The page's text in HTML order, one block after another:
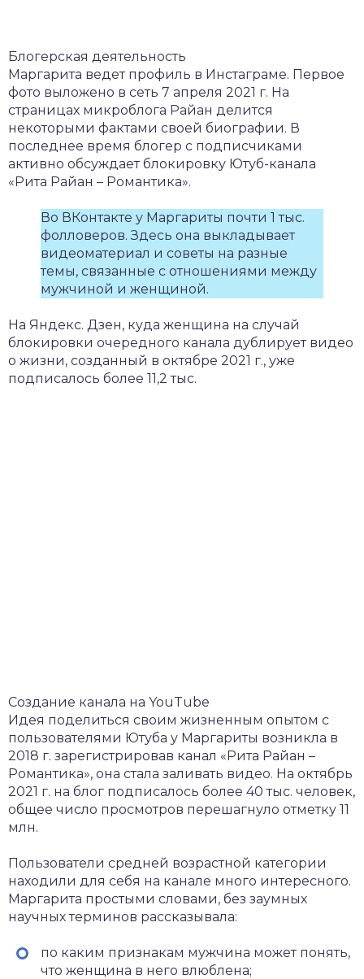
Блогерская деятельность
Маргарита ведет профиль в Инстаграме. Первое
фото выложено в сеть 7 апреля 2021 г. На
страницах микроблога Райан делится
некоторыми фактами своей биографии. В
последнее время блогер с подписчиками
активно обсуждает блокировку Ютуб-канала
«Рита Райан – Романтика».
Во ВКонтакте у Маргариты почти 1 тыс.
фолловеров. Здесь она выкладывает
видеоматериал и советы на разные
темы, связанные с отношениями между
мужчиной и женщиной.
На Яндекс. Дзен, куда женщина на случай
блокировки очередного канала дублирует видео
о жизни, созданный в октябре 2021 г., уже
подписалось более 11,2 тыс.
Создание канала на YouTube
Идея поделиться своим жизненным опытом с
пользователями Ютуба у Маргариты возникла в
2018 г. зарегистрировав канал «Рита Райан –
Романтика», она стала заливать видео. На октябрь
2021 г. на блог подписалось более 40 тыс. человек,
общее число просмотров перешагнуло отметку 11
млн.
Пользователи средней возрастной категории
находили для себя на канале много интересного.
Маргарита простыми словами, без заумных
научных терминов рассказывала:
по каким признакам мужчина может понять,
что женщина в него влюблена;